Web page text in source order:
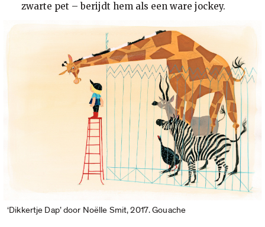
zwarte pet – berijdt hem als een ware jockey.
‘Dikkertje Dap’ door Noëlle Smit, 2017. Gouache